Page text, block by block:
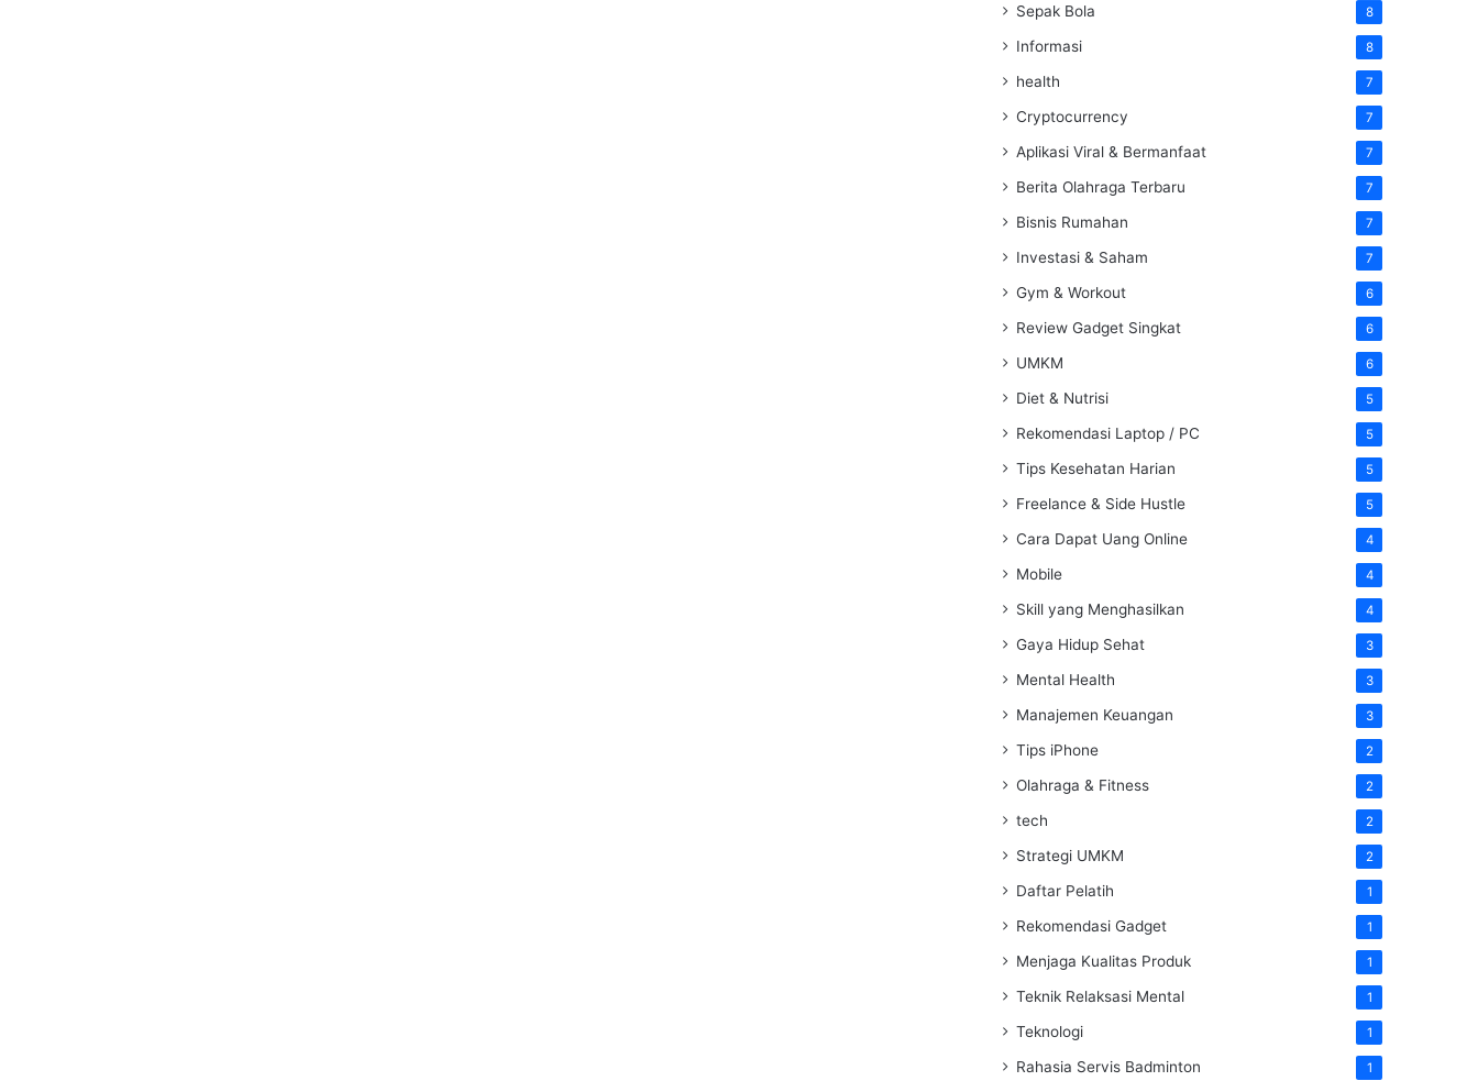
Sepak Bola 8
Informasi 8
health 7
Cryptocurrency 7
Aplikasi Viral & Bermanfaat 7
Berita Olahraga Terbaru 7
Bisnis Rumahan 7
Investasi & Saham 7
Gym & Workout 6
Review Gadget Singkat 6
UMKM 6
Diet & Nutrisi 5
Rekomendasi Laptop / PC 5
Tips Kesehatan Harian 5
Freelance & Side Hustle 5
Cara Dapat Uang Online 4
Mobile 4
Skill yang Menghasilkan 4
Gaya Hidup Sehat 3
Mental Health 3
Manajemen Keuangan 3
Tips iPhone 2
Olahraga & Fitness 2
tech 2
Strategi UMKM 2
Daftar Pelatih 1
Rekomendasi Gadget 1
Menjaga Kualitas Produk 1
Teknik Relaksasi Mental 1
Teknologi 1
Rahasia Servis Badminton 1